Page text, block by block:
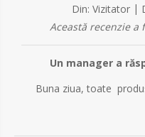
Din: Vizitator |
Această recenzie a
Un manager a
Buna ziua, toate